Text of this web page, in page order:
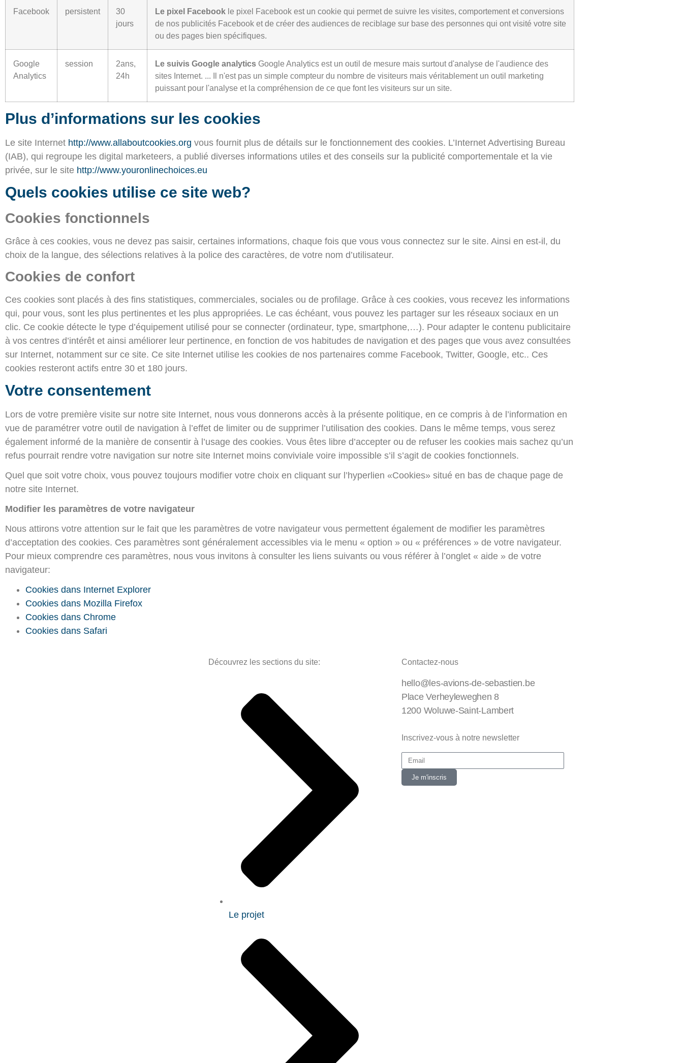
Facebook persistent
30
jours
Le pixel Facebook le pixel Facebook est un cookie qui permet de suivre les visites, comportement et conversions
de nos publicités Facebook et de créer des audiences de reciblage sur base des personnes qui ont visité votre site
ou des pages bien spécifiques.
Google
Analytics
session
2ans,
24h
Le suivis Google analytics Google Analytics est un outil de mesure mais surtout d'analyse de l'audience des
sites Internet. ... Il n'est pas un simple compteur du nombre de visiteurs mais véritablement un outil marketing
puissant pour l'analyse et la compréhension de ce que font les visiteurs sur un site.
Plus d’informations sur les cookies
Le site Internet http://www.allaboutcookies.org vous fournit plus de détails sur le fonctionnement des cookies. L’Internet Advertising Bureau
(IAB), qui regroupe les digital marketeers, a publié diverses informations utiles et des conseils sur la publicité comportementale et la vie
privée, sur le site http://www.youronlinechoices.eu
Quels cookies utilise ce site web?
Cookies fonctionnels
Grâce à ces cookies, vous ne devez pas saisir, certaines informations, chaque fois que vous vous connectez sur le site. Ainsi en est-il, du
choix de la langue, des sélections relatives à la police des caractères, de votre nom d’utilisateur.
Cookies de confort
Ces cookies sont placés à des fins statistiques, commerciales, sociales ou de profilage. Grâce à ces cookies, vous recevez les informations
qui, pour vous, sont les plus pertinentes et les plus appropriées. Le cas échéant, vous pouvez les partager sur les réseaux sociaux en un
clic. Ce cookie détecte le type d’équipement utilisé pour se connecter (ordinateur, type, smartphone,…). Pour adapter le contenu publicitaire
à vos centres d’intérêt et ainsi améliorer leur pertinence, en fonction de vos habitudes de navigation et des pages que vous avez consultées
sur Internet, notamment sur ce site. Ce site Internet utilise les cookies de nos partenaires comme Facebook, Twitter, Google, etc.. Ces
cookies resteront actifs entre 30 et 180 jours.
Votre consentement
Lors de votre première visite sur notre site Internet, nous vous donnerons accès à la présente politique, en ce compris à de l’information en
vue de paramétrer votre outil de navigation à l’effet de limiter ou de supprimer l’utilisation des cookies. Dans le même temps, vous serez
également informé de la manière de consentir à l’usage des cookies. Vous êtes libre d’accepter ou de refuser les cookies mais sachez qu’un
refus pourrait rendre votre navigation sur notre site Internet moins conviviale voire impossible s’il s’agit de cookies fonctionnels.
Quel que soit votre choix, vous pouvez toujours modifier votre choix en cliquant sur l’hyperlien «Cookies» situé en bas de chaque page de
notre site Internet.
Modifier les paramètres de votre navigateur
Nous attirons votre attention sur le fait que les paramètres de votre navigateur vous permettent également de modifier les paramètres
d’acceptation des cookies. Ces paramètres sont généralement accessibles via le menu « option » ou « préférences » de votre navigateur.
Pour mieux comprendre ces paramètres, nous vous invitons à consulter les liens suivants ou vous référer à l’onglet « aide » de votre
navigateur:
Cookies dans Internet Explorer
Cookies dans Mozilla Firefox
Cookies dans Chrome
Cookies dans Safari
Découvrez les sections du site:
Le projet
Contactez-nous
hello@les-avions-de-sebastien.be
Place Verheyleweghen 8
1200 Woluwe-Saint-Lambert
Inscrivez-vous à notre newsletter
Je m'inscris